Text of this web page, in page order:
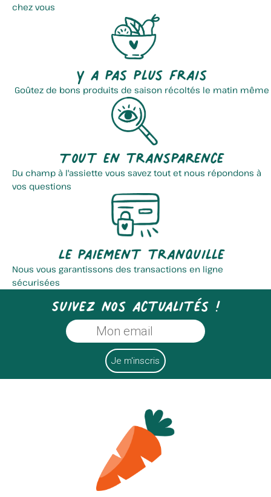
chez vous
Y a pas plus frais
Goûtez de bons produits de saison récoltés le matin même
Tout en transparence
Du champ à l'assiette vous savez tout et nous répondons à
vos questions
Le paiement tranquille
Nous vous garantissons des transactions en ligne
sécurisées
Suivez nos actualités !